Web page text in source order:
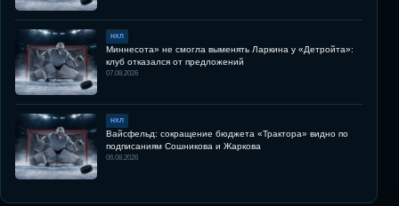
НХЛ
Миннесота» не смогла выменять Ларкина у «Детройта»:
клуб отказался от предложений
07.08.2026
НХЛ
Вайсфельд: сокращение бюджета «Трактора» видно по
подписаниям Сошникова и Жаркова
06.08.2026